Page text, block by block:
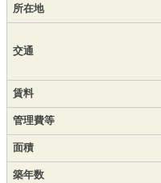
所在地
交通
賃料
管理費等
面積
築年数